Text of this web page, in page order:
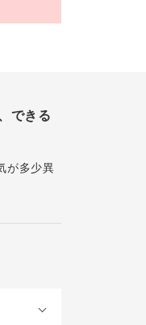
できる
が多少異